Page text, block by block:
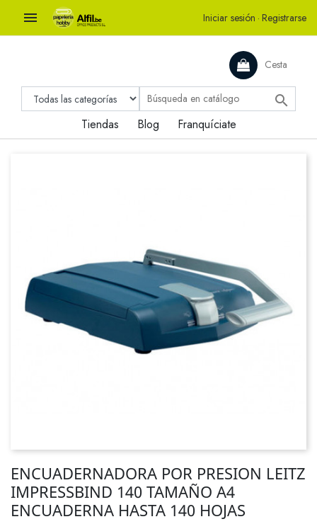
 Iniciar sesión · Registrarse
Cesta

Tiendas Blog Franquíciate
ENCUADERNADORA POR PRESION LEITZ
IMPRESSBIND 140 TAMAÑO A4
ENCUADERNA HASTA 140 HOJAS